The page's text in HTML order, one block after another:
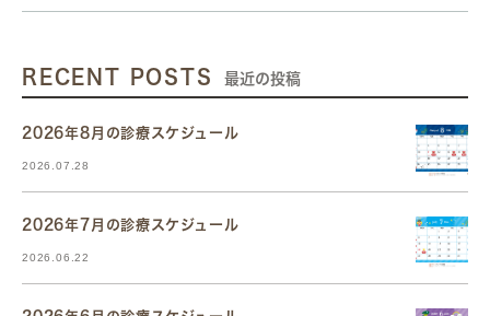
RECENT POSTS 最近の投稿
2026年8月の診療スケジュール
2026.07.28
2026年7月の診療スケジュール
2026.06.22